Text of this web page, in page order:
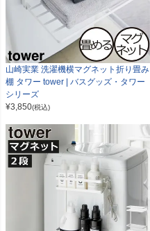
山崎実業 洗濯機横マグネット折り畳み
棚 タワー tower | バスグッズ・タワー
シリーズ
¥3,850(税込)